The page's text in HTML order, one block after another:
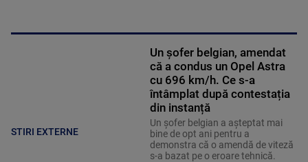
STIRI EXTERNE
Un șofer belgian, amendat
că a condus un Opel Astra
cu 696 km/h. Ce s-a
întâmplat după contestația
din instanță
Un șofer belgian a așteptat mai
bine de opt ani pentru a
demonstra că o amendă de viteză
s-a bazat pe o eroare tehnică.